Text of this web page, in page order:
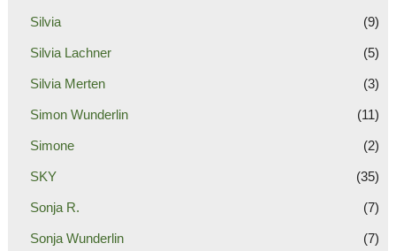
Silvia (9)
Silvia Lachner (5)
Silvia Merten (3)
Simon Wunderlin (11)
Simone (2)
SKY (35)
Sonja R. (7)
Sonja Wunderlin (7)